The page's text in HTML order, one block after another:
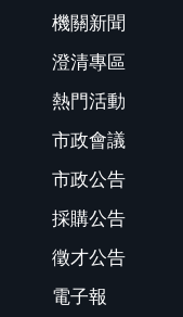
機關新聞
澄清專區
熱門活動
市政會議
市政公告
採購公告
徵才公告
電子報